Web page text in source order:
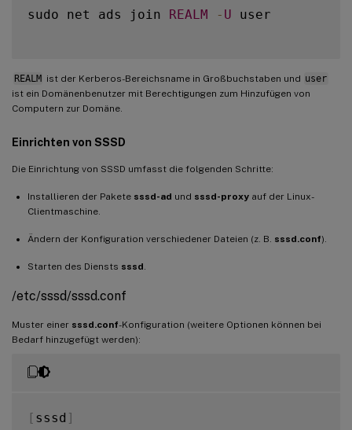
sudo net ads join REALM - U user
REALM ist der Kerberos-Bereichsname in Großbuchstaben und user
ist ein Domänenbenutzer mit Berechtigungen zum Hinzufügen von
Computern zur Domäne.
Einrichten von SSSD
Die Einrichtung von SSSD umfasst die folgenden Schritte:
Installieren der Pakete sssd-ad und sssd-proxy auf der Linux-
Clientmaschine.
Ändern der Konfiguration verschiedener Dateien (z. B. sssd.conf).
Starten des Diensts sssd
/etc/sssd/sssd.conf
Muster einer sssd.conf-Konfiguration (weitere Optionen können bei
Bedarf hinzugefügt werden):
[ sssd ]